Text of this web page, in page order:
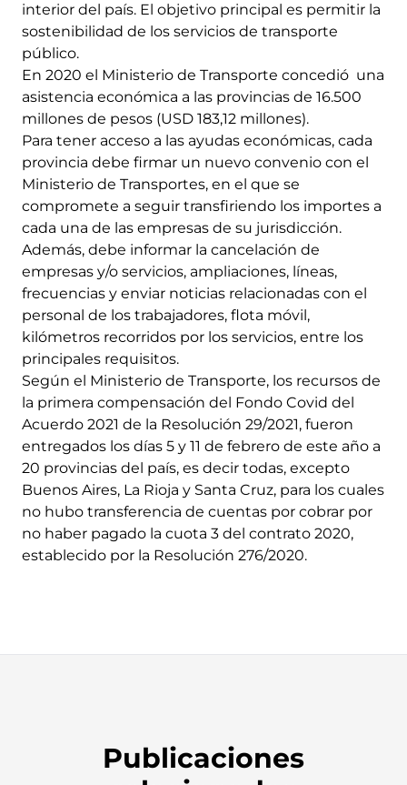
interior del país. El objetivo principal es permitir la
sostenibilidad de los servicios de transporte
público.
En 2020 el Ministerio de Transporte concedió una
asistencia económica a las provincias de 16.500
millones de pesos (USD 183,12 millones).
Para tener acceso a las ayudas económicas, cada
provincia debe firmar un nuevo convenio con el
Ministerio de Transportes, en el que se
compromete a seguir transfiriendo los importes a
cada una de las empresas de su jurisdicción.
Además, debe informar la cancelación de
empresas y/o servicios, ampliaciones, líneas,
frecuencias y enviar noticias relacionadas con el
personal de los trabajadores, flota móvil,
kilómetros recorridos por los servicios, entre los
principales requisitos.
Según el Ministerio de Transporte, los recursos de
la primera compensación del Fondo Covid del
Acuerdo 2021 de la Resolución 29/2021, fueron
entregados los días 5 y 11 de febrero de este año a
20 provincias del país, es decir todas, excepto
Buenos Aires, La Rioja y Santa Cruz, para los cuales
no hubo transferencia de cuentas por cobrar por
no haber pagado la cuota 3 del contrato 2020,
establecido por la Resolución 276/2020.
Publicaciones